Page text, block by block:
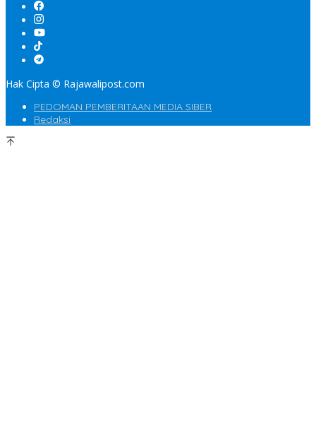
Hak Cipta © Rajawalipost.com
PEDOMAN PEMBERITAAN MEDIA SIBER
Redaksi